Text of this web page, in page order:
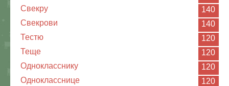
Свекру
140
Свекрови
140
Тестю
120
Теще
120
Однокласснику
120
Однокласснице
120